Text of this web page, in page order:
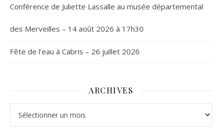
Conférence de Juliette Lassalle au musée départemental
des Merveilles – 14 août 2026 à 17h30
Fête de l’eau à Cabris – 26 juillet 2026
ARCHIVES